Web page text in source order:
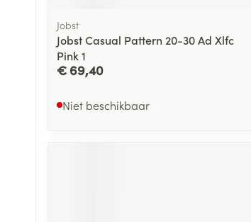
Jobst
Jobst Casual Pattern 20-30 Ad Xlfc
Pink 1
€ 69,40
Niet beschikbaar